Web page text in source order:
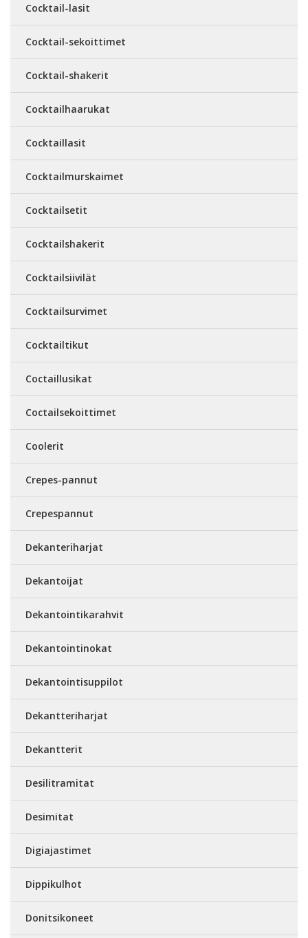
Cocktail-lasit
Cocktail-sekoittimet
Cocktail-shakerit
Cocktailhaarukat
Cocktaillasit
Cocktailmurskaimet
Cocktailsetit
Cocktailshakerit
Cocktailsiivilät
Cocktailsurvimet
Cocktailtikut
Coctaillusikat
Coctailsekoittimet
Coolerit
Crepes-pannut
Crepespannut
Dekanteriharjat
Dekantoijat
Dekantointikarahvit
Dekantointinokat
Dekantointisuppilot
Dekantteriharjat
Dekantterit
Desilitramitat
Desimitat
Digiajastimet
Dippikulhot
Donitsikoneet